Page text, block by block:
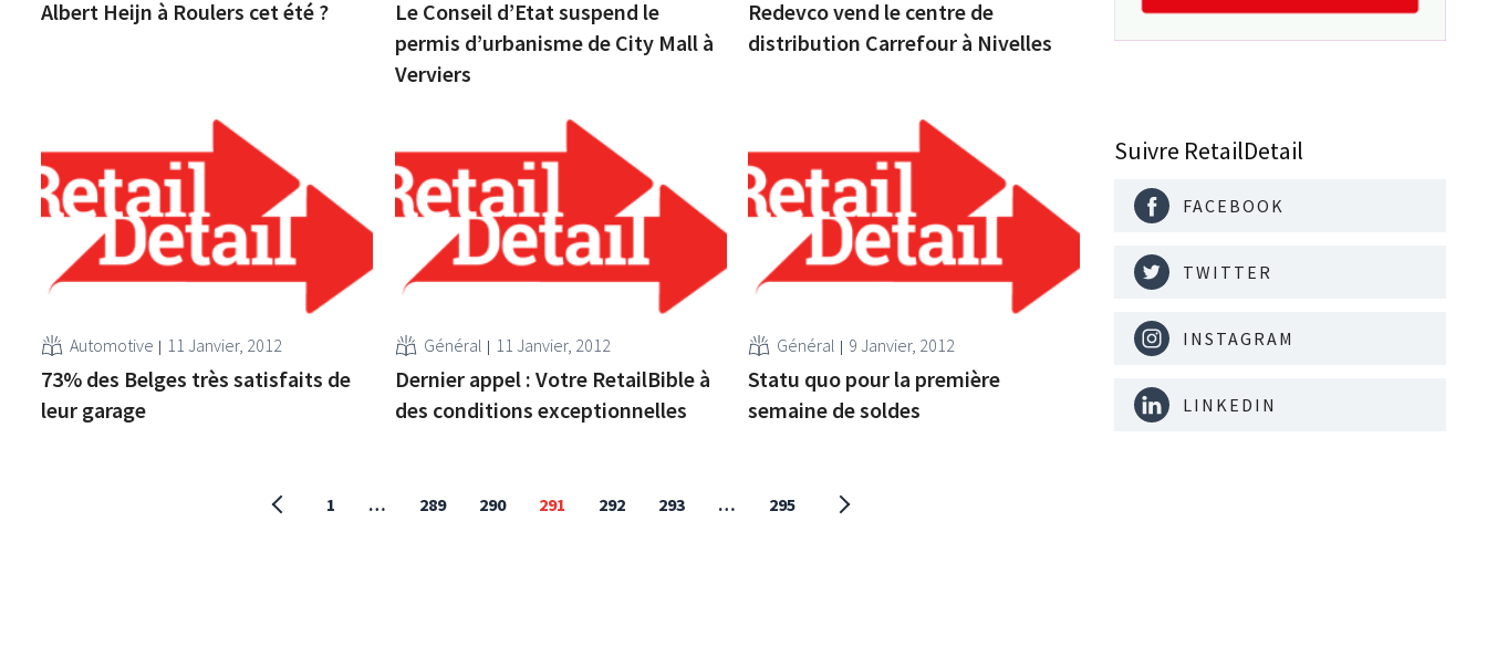
Albert Heijn à Roulers cet été ?
Le Conseil d’Etat suspend le
permis d’urbanisme de City Mall à
Verviers
Redevco vend le centre de
distribution Carrefour à Nivelles
Automotive 11 Janvier, 2012
73% des Belges très satisfaits de
leur garage
Général 11 Janvier, 2012
Dernier appel : Votre RetailBible à
des conditions exceptionnelles
Général 9 Janvier, 2012
Statu quo pour la première
semaine de soldes
1 … 289 290 291 292 293 … 295
Suivre RetailDetail
FACEBOOK
TWITTER
INSTAGRAM
LINKEDIN